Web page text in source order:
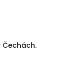
Čechách.